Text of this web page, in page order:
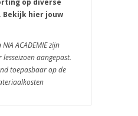
op diverse
Bekijk hier jouw
ACADEMIE zijn
aangepast.
toepasbaar op de